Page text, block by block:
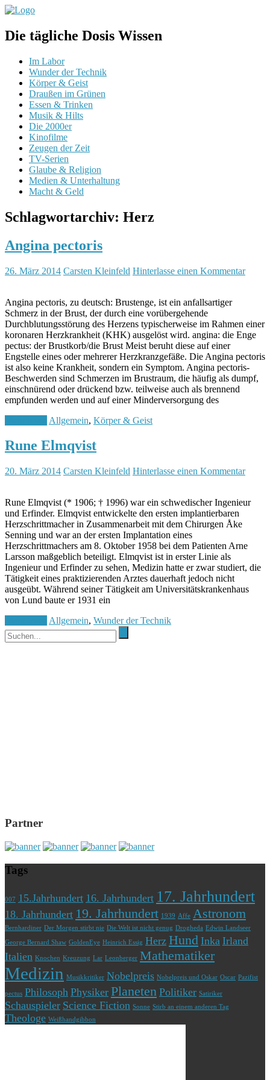
Die tägliche Dosis Wissen
Im Labor
Wunder der Technik
Körper & Geist
Draußen im Grünen
Essen & Trinken
Musik & Hilts
Die 2000er
Kinofilme
Zeugen der Zeit
TV-Serien
Glaube & Religion
Medien & Unterhaltung
Macht & Geld
Schlagwortarchiv: Herz
Angina pectoris
26. März 2014 Carsten Kleinfeld Hinterlasse einen Kommentar
Angina pectoris, zu deutsch: Brustenge, ist ein anfallsartiger
Schmerz in der Brust, der durch eine vorübergehende
Durchblutungsstörung des Herzens typischerweise im Rahmen einer
koronaren Herzkrankheit (KHK) ausgelöst wird. angina: die Enge
pectus: der Brustkorb/die Brust Meist beruht diese auf einer
Engstelle eines oder mehrerer Herzkranzgefäße. Die Angina pectoris
ist also keine Krankheit, sondern ein Symptom. Angina pectoris-
Beschwerden sind Schmerzen im Brustraum, die häufig als dumpf,
einschnürend oder drückend bzw. teilweise auch als brennend
empfunden werden und auf einer Minderversorgung des
Allgemein, Körper & Geist
Rune Elmqvist
20. März 2014 Carsten Kleinfeld Hinterlasse einen Kommentar
Rune Elmqvist (* 1906; † 1996) war ein schwedischer Ingenieur
und Erfinder. Elmqvist entwickelte den ersten implantierbaren
Herzschrittmacher in Zusammenarbeit mit dem Chirurgen Åke
Senning und war an der ersten Implantation eines
Herzschrittmachers am 8. Oktober 1958 bei dem Patienten Arne
Larsson maßgeblich beteiligt. Elmqvist ist in erster Linie als
Ingenieur und Erfinder zu sehen, Medizin hatte er zwar studiert, die
Tätigkeit eines praktizierenden Arztes dauerhaft jedoch nicht
ausgeübt. Während seiner Tätigkeit am Universitätskrankenhaus
von Lund baute er 1931 ein
Allgemein, Wunder der Technik
Partner
Tags
007 15.Jahrhundert 16. Jahrhundert 17. Jahrhundert
18. Jahrhundert 19. Jahrhundert 1939 Affe Astronom
Bernhardiner Der Morgen stirbt nie Die Welt ist nicht genug Drogheda Edwin Landseer
George Bernard Shaw GoldenEye Heinrich Essig Herz Hund Inka Irland
Italien Knochen Kreuzung Lar Leonberger Mathematiker
Medizin Musikkritiker Nobelpreis Nobelpreis und Oskar Oscar Pazifist
pectus Philosoph Physiker Planeten Politiker Satiriker
Schauspieler Science Fiction Sonne Stirb an einem anderen Tag
Theologe Weißhandgibbon